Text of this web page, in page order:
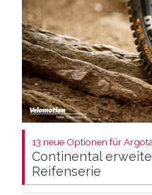
13 neue Optionen für
Continental
Reifenserie